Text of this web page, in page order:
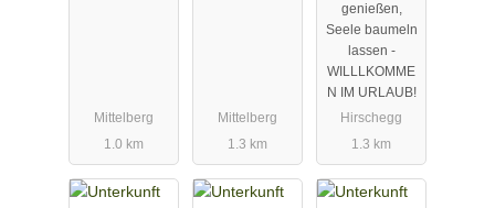
Mittelberg
1.0 km
Mittelberg
1.3 km
Kleinwalsert
al
genießen,
Seele baumeln
lassen -
WILLLKOMME
N IM URLAUB!
Hirschegg
1.3 km